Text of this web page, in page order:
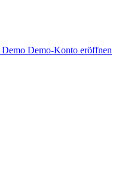
Demo Demo-Konto eröffnen